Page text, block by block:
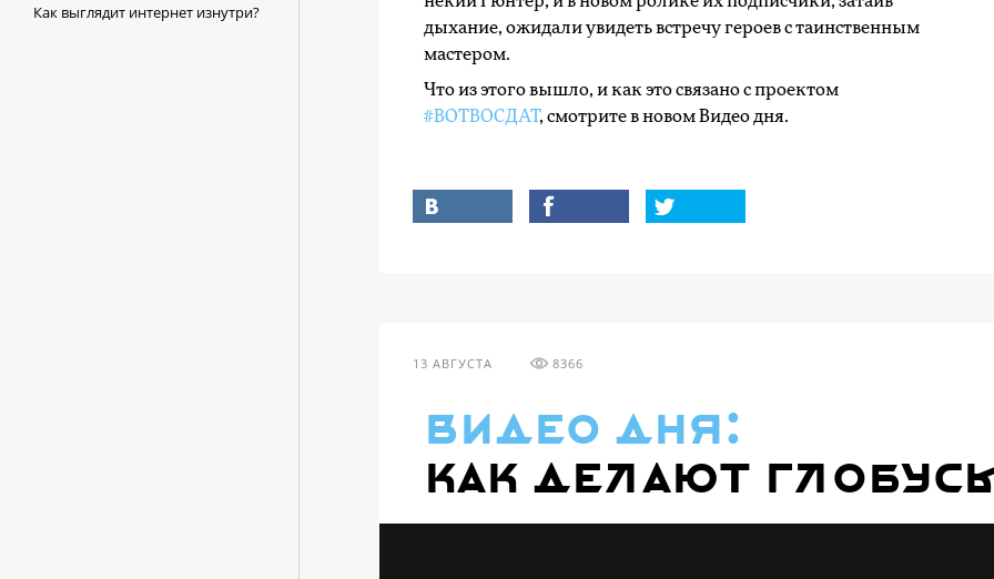
Как выглядит интернет изнутри?
дыхание, ожидали увидеть встречу героев с таинственным
мастером.
Что из этого вышло, и как это связано с проектом
#ВОТВОСДАТ , смотрите в новом Видео дня.
13 АВГУСТА 8366
видео дня:
Как делают